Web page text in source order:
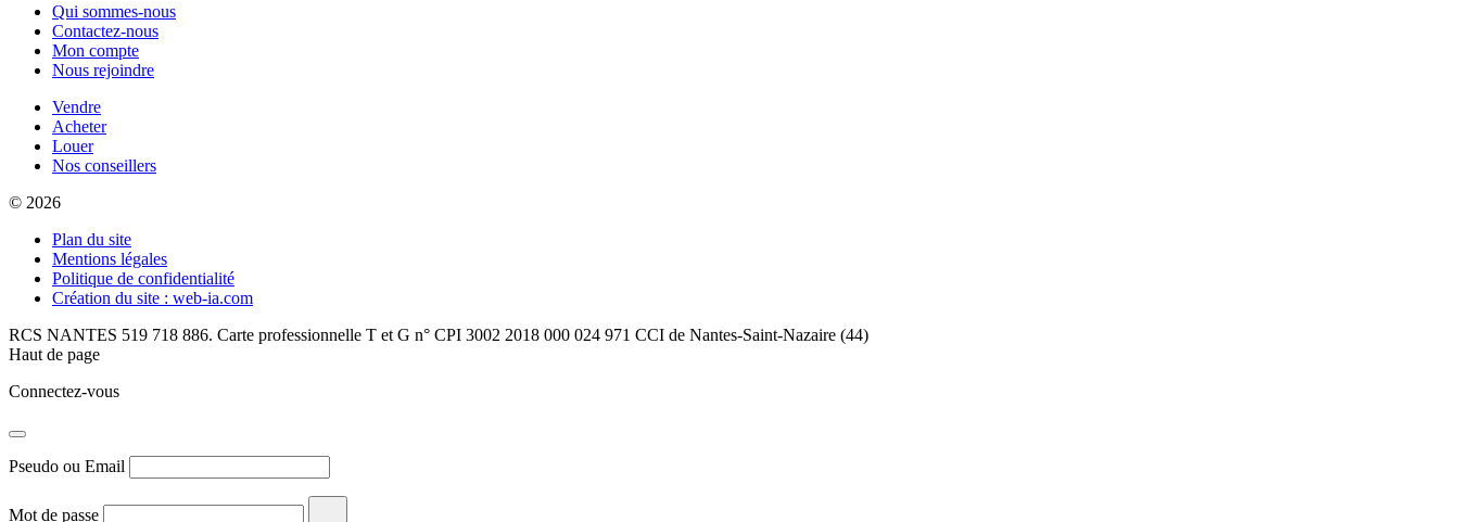
Qui sommes-nous
Contactez-nous
Mon compte
Nous rejoindre
Vendre
Acheter
Louer
Nos conseillers
© 2026
Plan du site
Mentions légales
Politique de confidentialité
Création du site : web-ia.com
RCS NANTES 519 718 886. Carte professionnelle T et G n° CPI 3002 2018 000 024 971 CCI de Nantes-Saint-Nazaire (44)
Haut de page
Connectez-vous
Pseudo ou Email
Mot de passe